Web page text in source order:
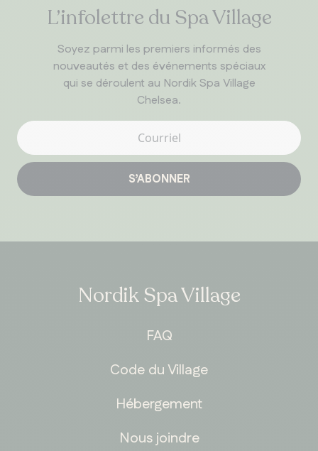
L’infolettre du Spa Village
Soyez parmi les premiers informés des
nouveautés et des événements spéciaux
qui se déroulent au Nordik Spa Village
Chelsea.
S’ABONNER
Nordik Spa Village
FAQ
Code du Village
Hébergement
Nous joindre